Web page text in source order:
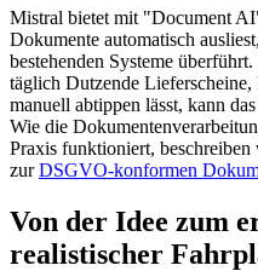
Mistral bietet mit "Document
Dokumente automatisch
bestehenden Systeme
täglich Dutzende
manuell abtippen lässt, kann
Wie die
Praxis funktioniert,
zurDSGVO-konformen
Von der Idee zum
realistischer